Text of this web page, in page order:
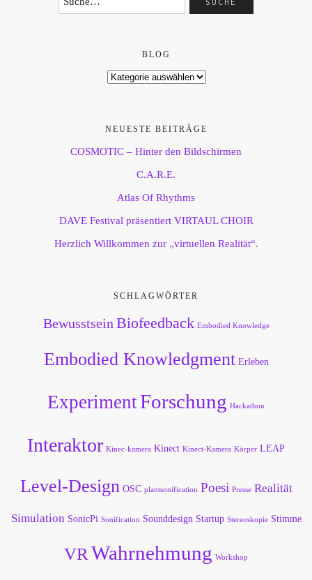
BLOG
NEUESTE BEITRÄGE
COSMOTIC – Hinter den Bildschirmen
C.A.R.E.
Atlas Of Rhythms
DAVE Festival präsentiert VIRTAUL CHOIR
Herzlich Willkommen zur „virtuellen Realität“.
SCHLAGWÖRTER
Bewusstsein Biofeedback Embodied Knowledge
Embodied Knowledgment Erleben
ExperimentForschung Hackathon
Interaktor Kinec-kamera Kinect Kinect-Kamera Körper LEAP
Level-Design OSC plantsonification Poesi Presse Realität
Simulation SonicPi Sonification Sounddesign Startup Stereoskopie Stimme
VR Wahrnehmung Workshop